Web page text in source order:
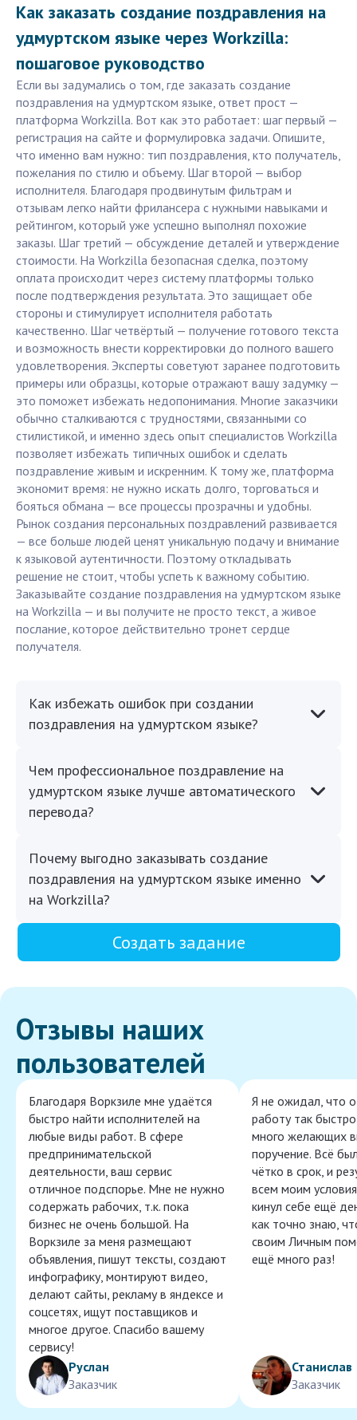
Как заказать создание поздравления на
удмуртском языке через Workzilla:
пошаговое руководство
Если вы задумались о том, где заказать создание
поздравления на удмуртском языке, ответ прост —
платформа Workzilla. Вот как это работает: шаг первый —
регистрация на сайте и формулировка задачи. Опишите,
что именно вам нужно: тип поздравления, кто получатель,
пожелания по стилю и объему. Шаг второй — выбор
исполнителя. Благодаря продвинутым фильтрам и
отзывам легко найти фрилансера с нужными навыками и
рейтингом, который уже успешно выполнял похожие
заказы. Шаг третий — обсуждение деталей и утверждение
стоимости. На Workzilla безопасная сделка, поэтому
оплата происходит через систему платформы только
после подтверждения результата. Это защищает обе
стороны и стимулирует исполнителя работать
качественно. Шаг четвёртый — получение готового текста
и возможность внести корректировки до полного вашего
удовлетворения. Эксперты советуют заранее подготовить
примеры или образцы, которые отражают вашу задумку —
это поможет избежать недопонимания. Многие заказчики
обычно сталкиваются с трудностями, связанными со
стилистикой, и именно здесь опыт специалистов Workzilla
позволяет избежать типичных ошибок и сделать
поздравление живым и искренним. К тому же, платформа
экономит время: не нужно искать долго, торговаться и
бояться обмана — все процессы прозрачны и удобны.
Рынок создания персональных поздравлений развивается
— все больше людей ценят уникальную подачу и внимание
к языковой аутентичности. Поэтому откладывать
решение не стоит, чтобы успеть к важному событию.
Заказывайте создание поздравления на удмуртском языке
на Workzilla — и вы получите не просто текст, а живое
послание, которое действительно тронет сердце
получателя.
Как избежать ошибок при создании
поздравления на удмуртском языке?
Чем профессиональное поздравление на
удмуртском языке лучше автоматического
перевода?
Почему выгодно заказывать создание
поздравления на удмуртском языке именно
на Workzilla?
Создать задание
Отзывы наших
пользователей
Благодаря Воркзиле мне удаётся
быстро найти исполнителей на
любые виды работ. В сфере
предпринимательской
деятельности, ваш сервис
отличное подспорье. Мне не нужно
содержать рабочих, т.к. пока
бизнес не очень большой. На
Воркзиле за меня размещают
объявления, пишут тексты, создают
инфографику, монтируют видео,
делают сайты, рекламу в яндексе и
соцсетях, ищут поставщиков и
многое другое. Спасибо вашему
сервису!
Руслан
Заказчик
Я не ожидал, что
работу так
много желающих
поручение. Всё
чётко в срок, и
всем моим
кинул себе ещё
как точно знаю,
своим Личным
ещё много раз!
Станислав
Заказчик